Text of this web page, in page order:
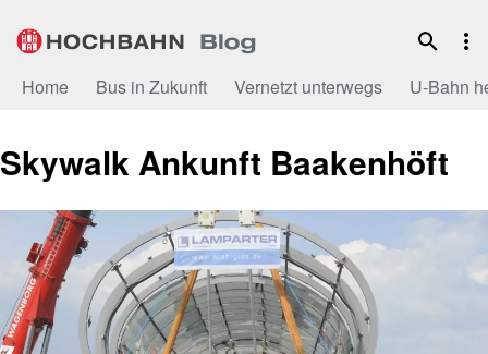
Inhalt
Home Bus in Zukunft Vernetzt unterwegs U-Bahn
Skywalk Ankunft Baakenhöft